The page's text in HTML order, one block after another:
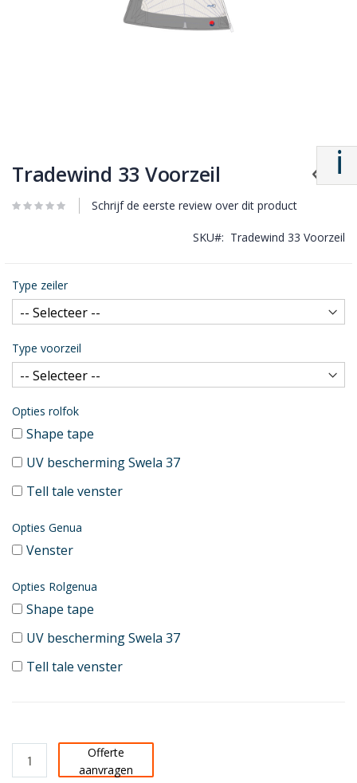
Tradewind 33 Voorzeil
Schrijf de eerste review over dit product
SKU Tradewind 33 Voorzeil
Type zeiler
Type voorzeil
Opties rolfok
Shape tape
UV bescherming Swela 37
Tell tale venster
Opties Genua
Venster
Opties Rolgenua
Shape tape
UV bescherming Swela 37
Tell tale venster
Offerte
aanvragen